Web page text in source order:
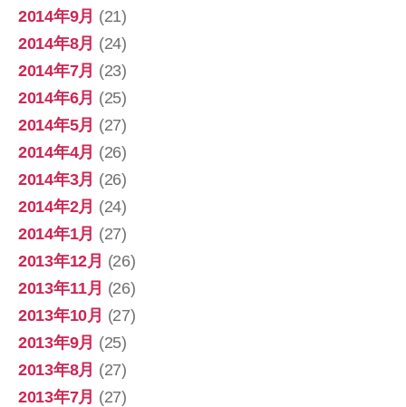
2014年9月 (21)
2014年8月 (24)
2014年7月 (23)
2014年6月 (25)
2014年5月 (27)
2014年4月 (26)
2014年3月 (26)
2014年2月 (24)
2014年1月 (27)
2013年12月 (26)
2013年11月 (26)
2013年10月 (27)
2013年9月 (25)
2013年8月 (27)
2013年7月 (27)